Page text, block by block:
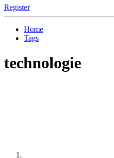
Register
Home
Tags
technologie